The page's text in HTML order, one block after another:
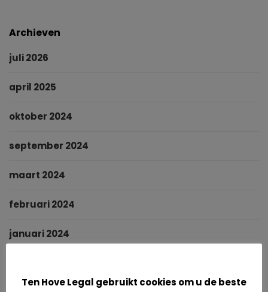
Archieven
juli 2026
april 2025
oktober 2024
september 2024
maart 2024
februari 2024
januari 2024
Ten Hove Legal gebruikt cookies om u de beste